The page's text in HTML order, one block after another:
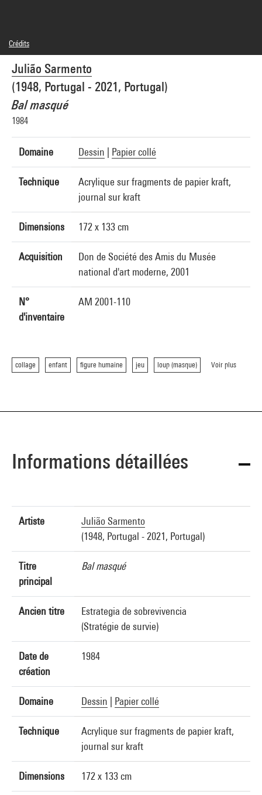
Julião Sarmento
(1948, Portugal - 2021, Portugal)
Bal masqué
1984
Domaine Dessin Papier collé
Technique
Acrylique sur fragments de papier kraft,
journal sur kraft
Dimensions 172 x 133 cm
Acquisition
Don de Société des Amis du Musée
national d'art moderne, 2001
N°
d'inventaire
AM 2001-110
collage enfant figure humaine jeu loup (masque) Voir plus
Crédits
© Julião Sarmento
Crédit photographique : Centre Pompidou, MNAM-CCI/Philippe Migeat/Dist.
GrandPalaisRmn
Réf. image : 4R08428 [1990 CX 0073]
Diffusion image :GrandPalaisRmnPhoto
Informations détaillées
Artiste
Julião Sarmento
(1948, Portugal - 2021, Portugal)
Titre
principal
Bal masqué
Ancien titre
Estrategia de sobrevivencia
(Stratégie de survie)
Date de
création
1984
Domaine Dessin Papier collé
Technique
Acrylique sur fragments de papier kraft,
journal sur kraft
Dimensions 172 x 133 cm